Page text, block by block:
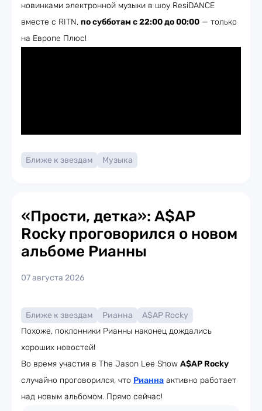
новинками электронной музыки в шоу ResiDANCE
вместе с RITN, по субботам с 22:00 до 00:00 — только
на Европе Плюс!​
Ближе к звездам Музыка
«Прости, детка»: A$AP
Rocky проговорился о новом
альбоме Рианны
07 августа 2026
Ближе к звездам Рианна
A$AP Rocky
Похоже, поклонники Рианны наконец дождались
хороших новостей!
Во время участия в The Jason Lee Show A$AP Rocky
случайно проговорился, что Рианна активно работает
над новым альбомом. Прямо сейчас!